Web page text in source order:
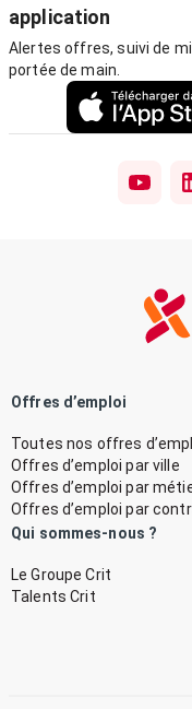
application
Alertes offres, suivi de
portée de main.
Offres d’emploi
Toutes nos offres
Offres d’emploi par ville
Offres d’emploi par
Offres d’emploi par
Qui sommes-nous ?
Le Groupe Crit
Talents Crit